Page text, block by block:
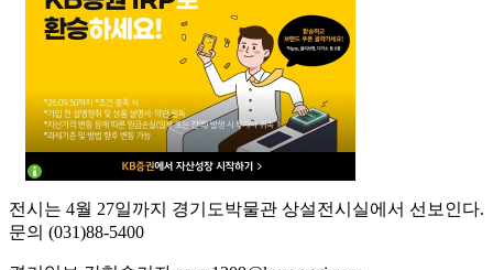
전시는 4월 27일까지 경기도박물관 상설전시실에서 선보인다.
문의 (031)88-5400